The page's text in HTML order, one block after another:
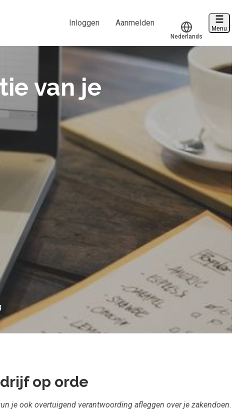
Voucher verzilveren
Start met leren
klantenservice@hobp.nl
Meer
Inloggen Aanmelden
Nederlands
Menu
van je
op orde
je ook overtuigend verantwoording afleggen over je zakendoen.